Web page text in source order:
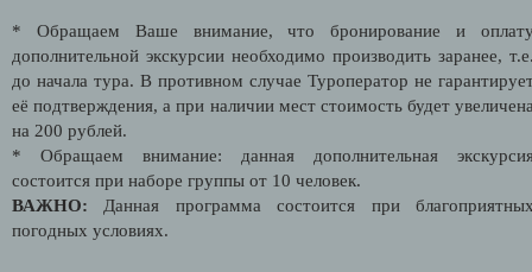
* Обращаем Ваше внимание, что бронирование и
дополнительной экскурсии необходимо производить заранее,
до начала тура. В противном случае Туроператор не
её подтверждения, а при наличии мест стоимость будет
на 200 рублей.
* Обращаем внимание: данная дополнительная
состоится при наборе группы от 10 человек.
ВАЖНО: Данная программа состоится при
погодных условиях.